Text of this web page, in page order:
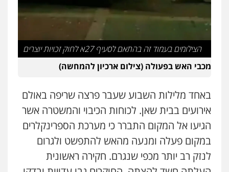
אסירים נוער
0525914163
עו"ד אריה פטר
לשעבר סגן מנהל המחלקה הפלילית
בפרקליטות המדינה
משרד עורכי דין פארס פלאח
0549911449
עו"ד עידית שינו-אמיתי
הצילומים בעמוד זה בהתאם לסעיף 27א לחוק זכויות יוצרים
מכבי האש בפעולה (צילום ארכיון להמחשה)
באחד מלילות השבוע שעבר פרצה שריפה באולם
אירועים בבית שאן. לכוחות הכיבוי והמשטרה אשר
הגיעו אל המקום התברר כי מערכת הספרינקלרים
במקום פעלה ומנעה מהאש להתפשט ולגרום
לנזק רב יותר מכפי שנגרם. חקירה ראשונית